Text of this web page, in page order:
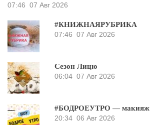
07:46 07 Авг 2026
#КНИЖНАЯРУБРИКА
07:46 07 Авг 2026
Сезон Лицю
06:04 07 Авг 2026
#БОДРОЕУТРО — макияж
20:34 06 Авг 2026